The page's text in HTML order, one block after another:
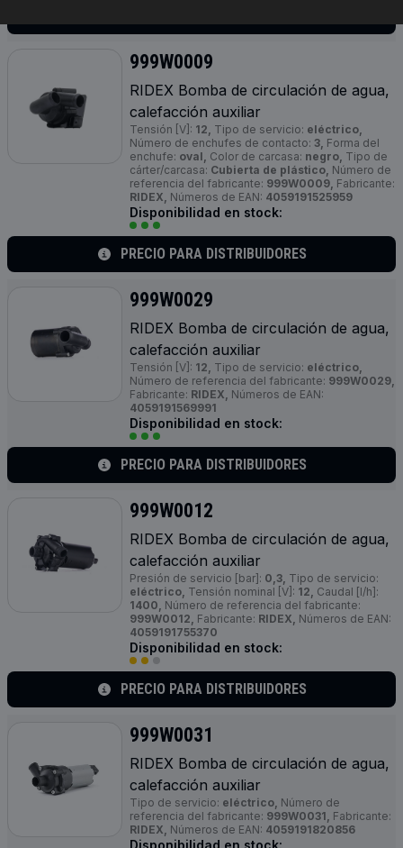
999W0009
RIDEX Bomba de circulación de agua,
calefacción auxiliar
Tensión [V]: 12, Tipo de servicio: eléctrico,
Número de enchufes de contacto: 3, Forma del
enchufe: oval, Color de carcasa: negro, Tipo de
cárter/carcasa: Cubierta de plástico, Número de
referencia del fabricante: 999W0009, Fabricante:
RIDEX, Números de EAN: 4059191525959
Disponibilidad en stock:
PRECIO PARA DISTRIBUIDORES
999W0029
RIDEX Bomba de circulación de agua,
calefacción auxiliar
Tensión [V]: 12, Tipo de servicio: eléctrico,
Número de referencia del fabricante: 999W0029,
Fabricante: RIDEX, Números de EAN:
4059191569991
Disponibilidad en stock:
PRECIO PARA DISTRIBUIDORES
999W0012
RIDEX Bomba de circulación de agua,
calefacción auxiliar
Presión de servicio [bar]: 0,3, Tipo de servicio:
eléctrico, Tensión nominal [V]: 12, Caudal [l/h]:
1400, Número de referencia del fabricante:
999W0012, Fabricante: RIDEX, Números de EAN:
4059191755370
Disponibilidad en stock:
PRECIO PARA DISTRIBUIDORES
999W0031
RIDEX Bomba de circulación de agua,
calefacción auxiliar
Tipo de servicio: eléctrico, Número de
referencia del fabricante: 999W0031, Fabricante:
RIDEX, Números de EAN: 4059191820856
Disponibilidad en stock: